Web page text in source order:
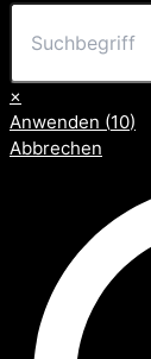
×
Anwenden (10)
Abbrechen